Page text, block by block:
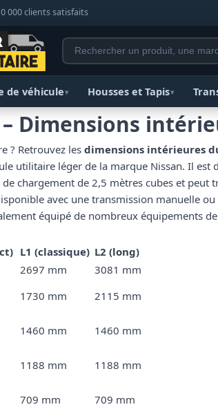
000 clients satisfaits
de véhicule▾ Housses et Tapis▾
Dimensions
? Retrouvez les dimensions intérieures
utilitaire léger de la marque Nissan. Il
chargement de 2,5 mètres cubes et peut
avec une transmission manuelle
équipé de nombreux équipements
L1 (classique) L2 (long)
2697 mm
3081 mm
1730 mm
2115 mm
1460 mm
1460 mm
1188 mm
1188 mm
709 mm 709 mm